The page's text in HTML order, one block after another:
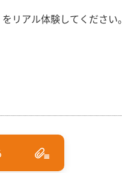
リアル体験してください。